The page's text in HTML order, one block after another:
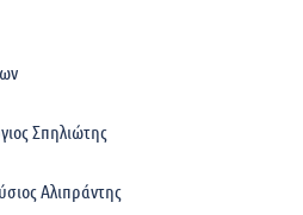
Σπηλιώτης
Αλιπράντης